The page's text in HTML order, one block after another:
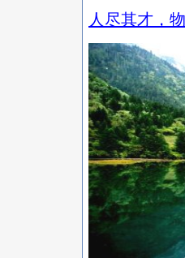
人尽其才，